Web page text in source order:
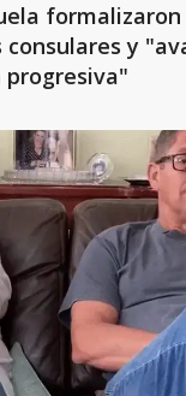
consulares y
progresiva"